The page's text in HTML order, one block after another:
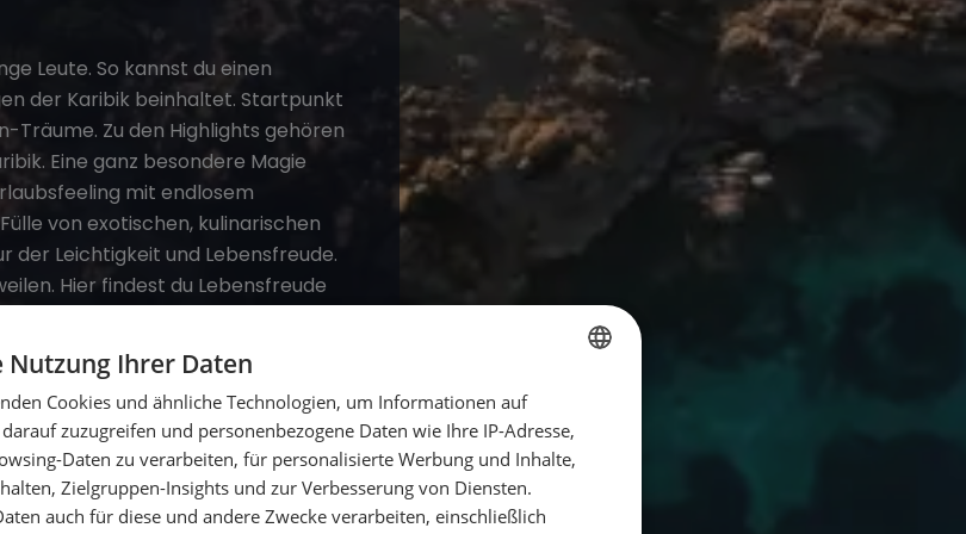
Leute. So kannst du einen
der Karibik beinhaltet. Startpunkt
Träume. Zu den Highlights gehören
Eine ganz besondere Magie
mit endlosem
von exotischen, kulinarischen
der Leichtigkeit und Lebensfreude.
Hier findest du Lebensfreude
Colada schlürfen und zu Carribean
durchzuschwimmen?
hier ganz in aller Ruhe genießen.
GERMAN
Ihrer Daten
Cookies und ähnliche Technologien, um Informationen auf
zuzugreifen und personenbezogene Daten wie Ihre IP-Adresse,
Daten zu verarbeiten, für personalisierte Werbung und Inhalte,
Zielgruppen-Insights und zur Verbesserung von Diensten.
auch für diese und andere Zwecke verarbeiten, einschließlich